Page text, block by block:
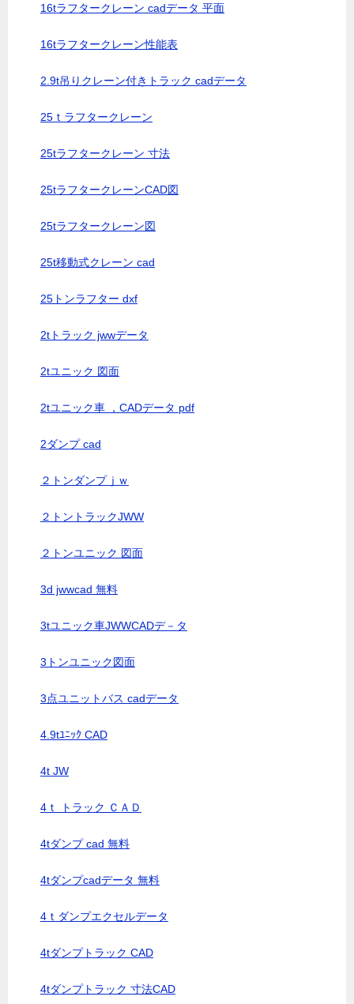
16tラフタークレーン cadデータ 平面
16tラフタークレーン性能表
2.9t吊りクレーン付きトラック cadデータ
25ｔラフタークレーン
25tラフタークレーン 寸法
25tラフタークレーンCAD図
25tラフタークレーン図
25t移動式クレーン cad
25トンラフター dxf
2tトラック jwwデータ
2tユニック 図面
2tユニック車 ，CADデータ pdf
2ダンプ cad
２トンダンプｊｗ
２トントラックJWW
２トンユニック 図面
3d jwwcad 無料
3tユニック車JWWCADデ－タ
3トンユニック図面
3点ユニットバス cadデータ
4.9tﾕﾆｯｸ CAD
4t JW
4ｔ トラック ＣＡＤ
4tダンプ cad 無料
4tダンプcadデータ 無料
4ｔダンプエクセルデータ
4tダンプトラック CAD
4tダンプトラック 寸法CAD